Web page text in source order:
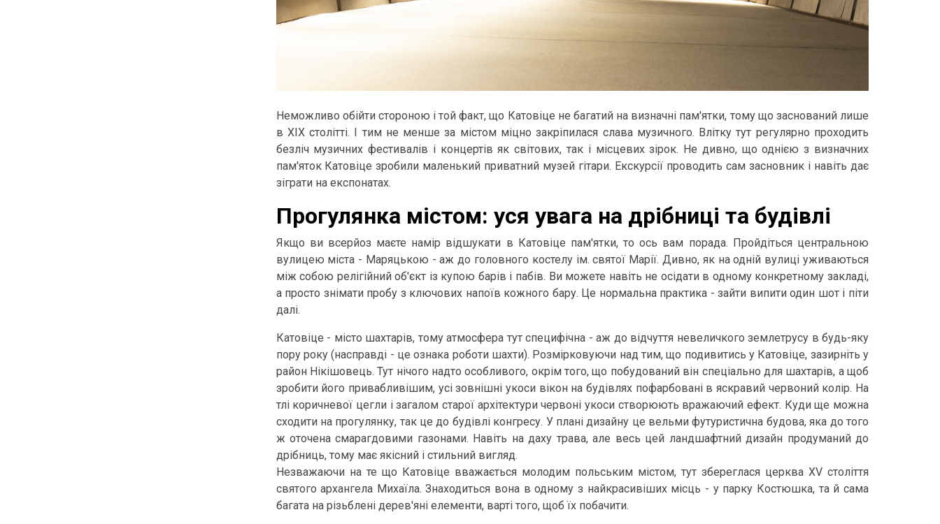
Неможливо обійти стороною і той факт, що Катовіце не багатий на визначні пам'ятки, тому що заснований лише
в XIX столітті. І тим не менше за містом міцно закріпилася слава музичного. Влітку тут регулярно проходить
безліч музичних фестивалів і концертів як світових, так і місцевих зірок. Не дивно, що однією з визначних
пам'яток Катовіце зробили маленький приватний музей гітари. Екскурсії проводить сам засновник і навіть дає
зіграти на експонатах.
Прогулянка містом: уся увага на дрібниці та будівлі
Якщо ви всерйоз маєте намір відшукати в Катовіце пам'ятки, то ось вам порада. Пройдіться центральною
вулицею міста - Маряцькою - аж до головного костелу ім. святої Марії. Дивно, як на одній вулиці уживаються
між собою релігійний об'єкт із купою барів і пабів. Ви можете навіть не осідати в одному конкретному закладі,
а просто знімати пробу з ключових напоїв кожного бару. Це нормальна практика - зайти випити один шот і піти
далі.
Катовіце - місто шахтарів, тому атмосфера тут специфічна - аж до відчуття невеличкого землетрусу в будь-яку
пору року (насправді - це ознака роботи шахти). Розмірковуючи над тим, що подивитись у Катовіце, зазирніть у
район Нікішовець. Тут нічого надто особливого, окрім того, що побудований він спеціально для шахтарів, а щоб
зробити його привабливішим, усі зовнішні укоси вікон на будівлях пофарбовані в яскравий червоний колір. На
тлі коричневої цегли і загалом старої архітектури червоні укоси створюють вражаючий ефект. Куди ще можна
сходити на прогулянку, так це до будівлі конгресу. У плані дизайну це вельми футуристична будова, яка до того
ж оточена смарагдовими газонами. Навіть на даху трава, але весь цей ландшафтний дизайн продуманий до
дрібниць, тому має якісний і стильний вигляд.
Незважаючи на те що Катовіце вважається молодим польським містом, тут збереглася церква XV століття
святого архангела Михаїла. Знаходиться вона в одному з найкрасивіших місць - у парку Костюшка, та й сама
багата на різьблені дерев'яні елементи, варті того, щоб їх побачити.